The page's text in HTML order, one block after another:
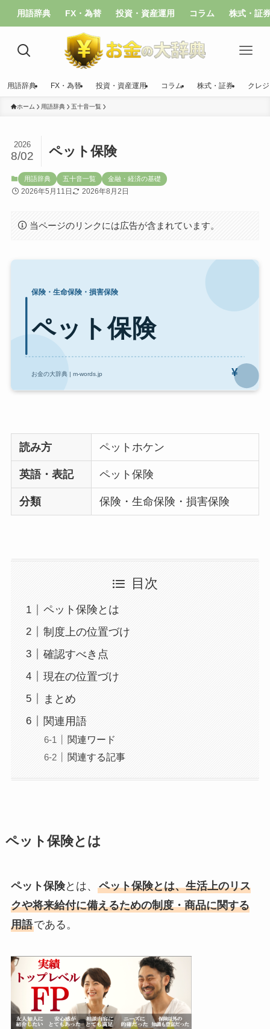
用語辞典 FX・為替 投資・資産運用 コラム 株式・証
用語辞典 FX・為替 投資・資産運用 コラム 株式・証券 クレ
ホーム 用語辞典 五十音一覧
ペット保険
2026
8/02
用語辞典 五十音一覧 金融・経済の基礎
2026年5月11日 2026年8月2日
当ページのリンクには広告が含まれています。
読み方 ペットホケン
英語・表記 ペット保険
分類 保険・生命保険・損害保険
目次
ペット保険とは
制度上の位置づけ
確認すべき点
現在の位置づけ
まとめ
関連用語
関連ワード
関連する記事
ペット保険とは
ペット保険とは、 ペット保険とは、生活上のリス
クや将来給付に備えるための制度・商品に関する
用語である。